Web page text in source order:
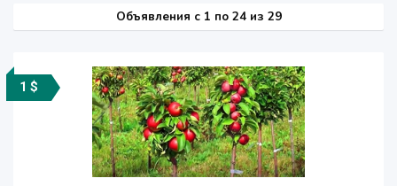
Объявления c 1 по 24 из 29
1 $